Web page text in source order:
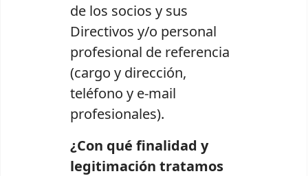
de los socios y sus
Directivos y/o personal
profesional de referencia
(cargo y dirección,
teléfono y e-mail
profesionales).
¿Con qué finalidad y
legitimación tratamos